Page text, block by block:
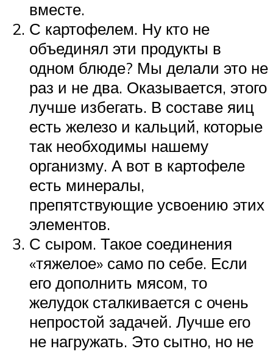
вместе.
С картофелем. Ну кто не
объединял эти продукты в
одном блюде? Мы делали это не
раз и не два. Оказывается, этого
лучше избегать. В составе яиц
есть железо и кальций, которые
так необходимы нашему
организму. А вот в картофеле
есть минералы,
препятствующие усвоению этих
элементов.
С сыром. Такое соединения
«тяжелое» само по себе. Если
его дополнить мясом, то
желудок сталкивается с очень
непростой задачей. Лучше его
не нагружать. Это сытно, но не